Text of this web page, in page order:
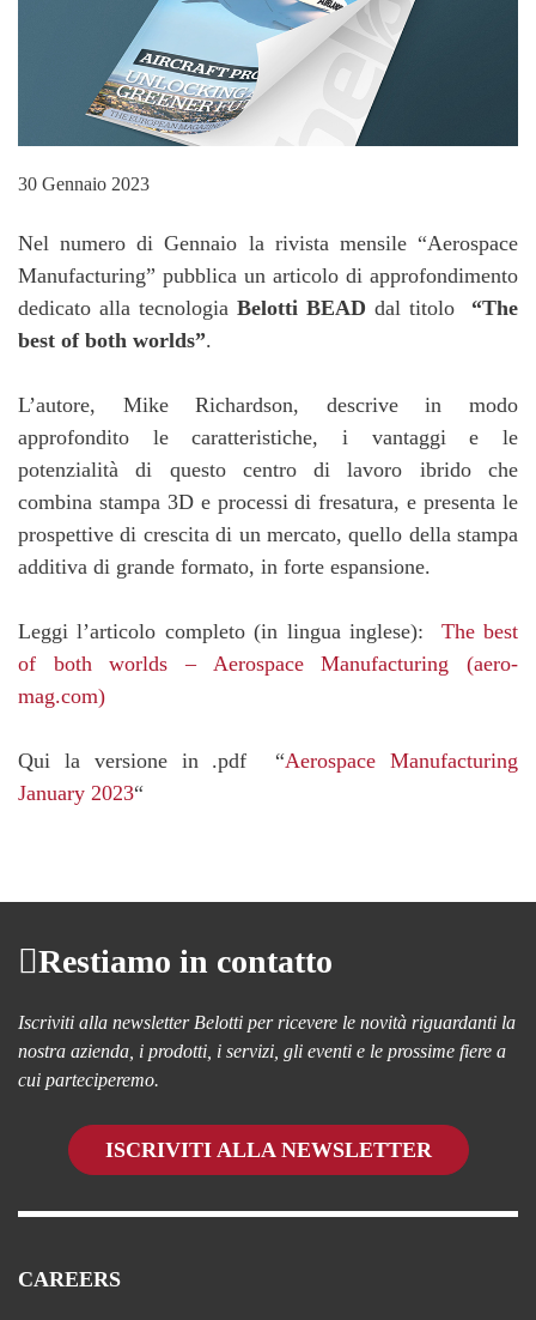
30 Gennaio 2023
Nel numero di Gennaio la rivista mensile “Aerospace
Manufacturing” pubblica un articolo di approfondimento
dedicato alla tecnologia Belotti BEAD dal titolo “The
best of both worlds”.
L’autore, Mike Richardson, descrive in modo
approfondito le caratteristiche, i vantaggi e le
potenzialità di questo centro di lavoro ibrido che
combina stampa 3D e processi di fresatura, e presenta le
prospettive di crescita di un mercato, quello della stampa
additiva di grande formato, in forte espansione.
Leggi l’articolo completo (in lingua inglese): The best
of both worlds – Aerospace Manufacturing (aero-
mag.com)
Qui la versione in .pdf “Aerospace Manufacturing
January 2023“
Restiamo in contatto
Iscriviti alla newsletter Belotti per ricevere le novità riguardanti la
nostra azienda, i prodotti, i servizi, gli eventi e le prossime fiere a
cui parteciperemo.
ISCRIVITI ALLA NEWSLETTER
CAREERS